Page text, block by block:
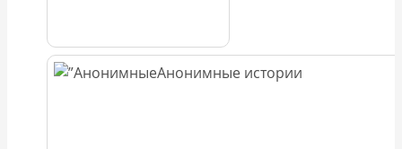
Анонимные истории